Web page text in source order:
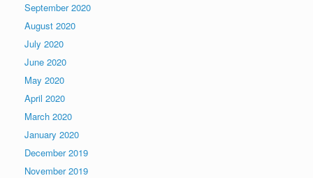
September 2020
August 2020
July 2020
June 2020
May 2020
April 2020
March 2020
January 2020
December 2019
November 2019